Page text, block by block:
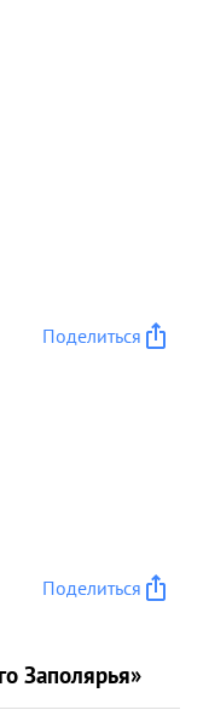
Поделиться
Поделиться
Заполярья»